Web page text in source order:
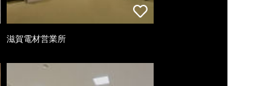
滋賀電材営業所